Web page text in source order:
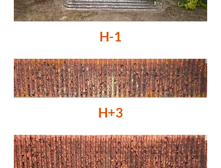
H-1
H+3